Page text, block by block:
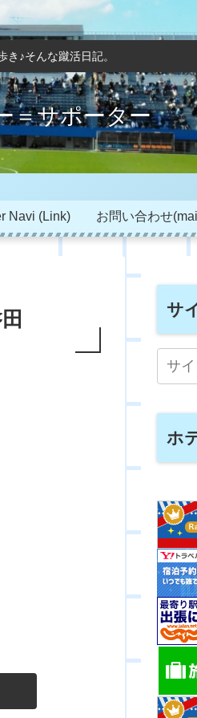
♪そんな蹴活日記。
＝サポーター
Navi (Link) お問い合わせ
サ
ホ